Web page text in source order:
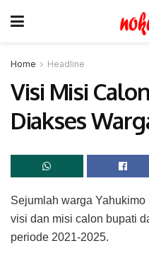
Home Headline
Visi Misi
Diakses
Sejumlah warga
visi dan misi calon bupati
periode 2021-2025.